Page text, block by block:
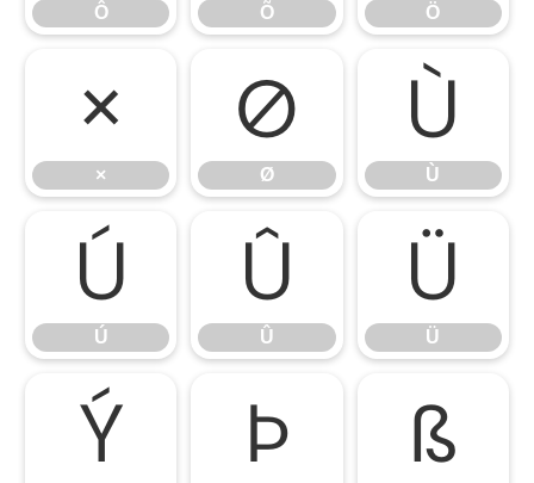
Ô Õ Ö
×
×
Ø
Ø
Ù
Ù
Ú
Ú
Û
Û
Ü
Ü
Ý Þ ß